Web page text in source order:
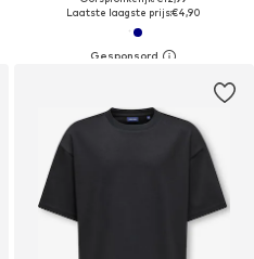
Laatste laagste prijs:€4,90